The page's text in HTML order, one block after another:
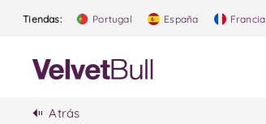
Tiendas: Portugal España Francia
Atrás